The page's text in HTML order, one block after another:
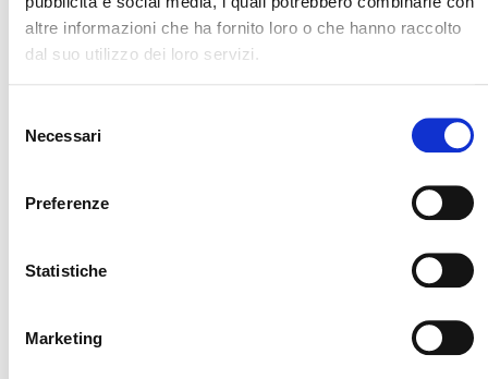
altre informazioni che ha fornito loro o che hanno raccolto
dal suo utilizzo dei loro servizi.
delNecessari
Preferenze
Statistiche
Marketing
ESECUZIONE LAVORI
PUBBLICI
Qualificazione per la